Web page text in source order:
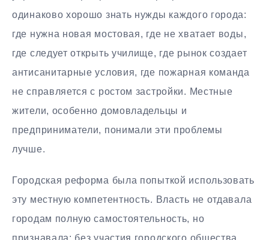
одинаково хорошо знать нужды каждого города:
где нужна новая мостовая, где не хватает воды,
где следует открыть училище, где рынок создает
антисанитарные условия, где пожарная команда
не справляется с ростом застройки. Местные
жители, особенно домовладельцы и
предприниматели, понимали эти проблемы
лучше.
Городская реформа была попыткой использовать
эту местную компетентность. Власть не отдавала
городам полную самостоятельность, но